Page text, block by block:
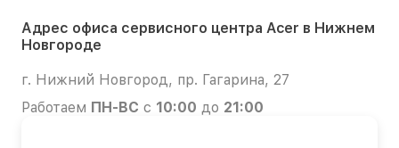
Адрес офиса сервисного центра Acer в Нижнем
Новгороде
г. Нижний Новгород, пр. Гагарина, 27
Работаем ПН-ВС с 10:00 до 21:00